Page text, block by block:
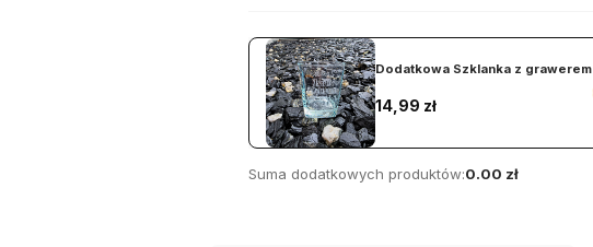
Dodatkowa Szklanka z grawerem
Cena
14,99 zł
Suma dodatkowych produktów:0.00 zł